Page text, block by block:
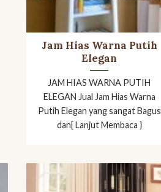
Jam Hias Warna Putih
Elegan
JAM HIAS WARNA PUTIH
ELEGAN Jual Jam Hias Warna
Putih Elegan yang sangat Bagus
dan[ Lanjut Membaca }